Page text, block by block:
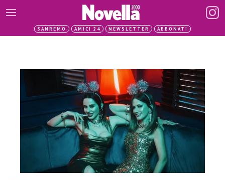
SANREMO AMICI 24 NEWSLETTER ABBONATI